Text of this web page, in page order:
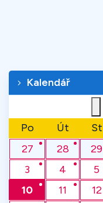
Kalendář
Po
Út St
27
28 29
3
4 5
10
11 12